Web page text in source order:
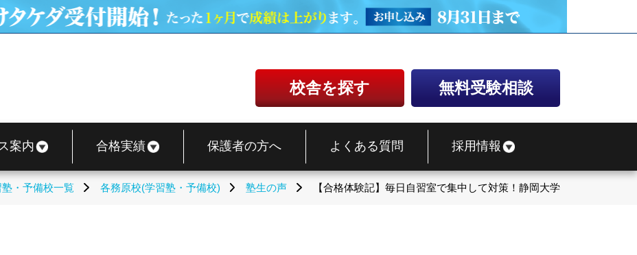
校舎を探す 無料受験相談
案内 合格実績 保護者の方へ よくある質問 採用情報
・予備校一覧 各務原校(学習塾・予備校) 塾生の声 【合格体験記】毎日自習室で集中して対策！静岡大学情報学部合格！